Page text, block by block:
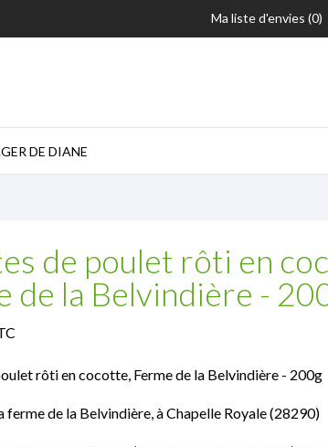
Ma liste d'envies (0)
DE DIANE
de poulet rôti en
de la Belvindière -
rôti en cocotte, Ferme de la Belvindière - 200g
ferme de la Belvindière, à Chapelle Royale (28290)